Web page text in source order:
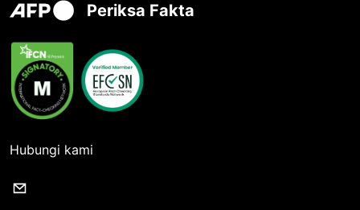
Periksa Fakta
Hubungi kami